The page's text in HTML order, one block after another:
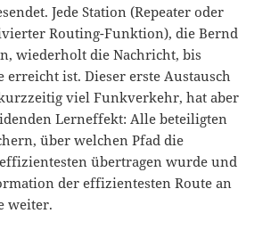
Jede Station (Repeater oder
Routing-Funktion), die Bernd
wiederholt die Nachricht, bis
erreicht ist. Dieser erste Austausch
viel Funkverkehr, hat aber
Lerneffekt: Alle beteiligten
über welchen Pfad die
übertragen wurde und
der effizientesten Route an
weiter.